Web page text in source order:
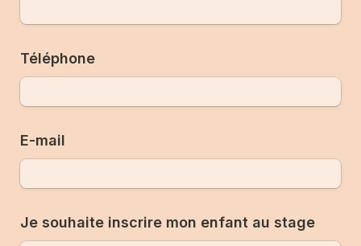
Téléphone
E-mail
Je souhaite inscrire mon enfant au stage